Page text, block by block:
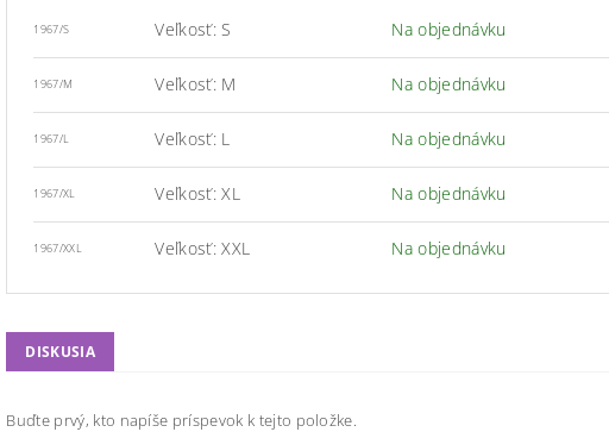
1967/S Veľkosť: S Na objednávku
1967/M Veľkosť: M Na objednávku
1967/L Veľkosť: L Na objednávku
1967/XL Veľkosť: XL Na objednávku
1967/XXL Veľkosť: XXL Na objednávku
DISKUSIA
Buďte prvý, kto napíše príspevok k tejto položke.